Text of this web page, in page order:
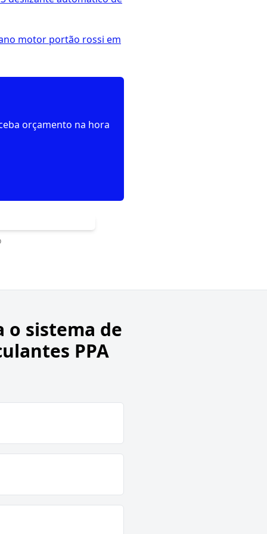
motor portão rossi em
orçamento na hora
o sistema de
PPA